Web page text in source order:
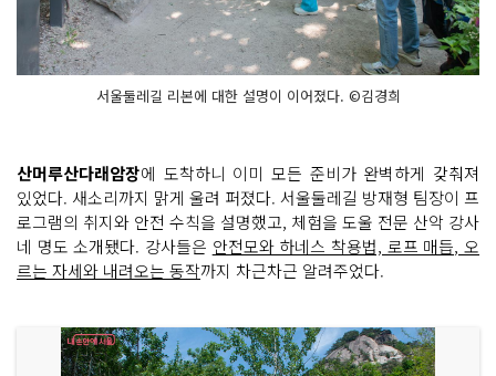
길 3
암
서
며 심
호
흡
~
숲
이 건
네
서울둘레길 리본에 대한 설명이 이어졌다. ©김경희
산머루산다래암장에 도착하니 이미 모든 준비가 완벽하게 갖춰져
있었다. 새소리까지 맑게 울려 퍼졌다. 서울둘레길 방재형 팀장이 프
로그램의 취지와 안전 수칙을 설명했고, 체험을 도울 전문 산악 강사
네 명도 소개됐다. 강사들은 안전모와 하네스 착용법, 로프 매듭, 오
르는 자세와 내려오는 동작까지 차근차근 알려주었다.